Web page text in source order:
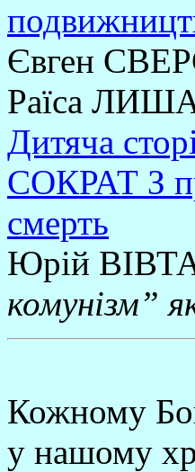
Євген
Раїса
Дитяча
СОКРАТ З
смерть
Юрій
комунізм”
Кожному
у нашому